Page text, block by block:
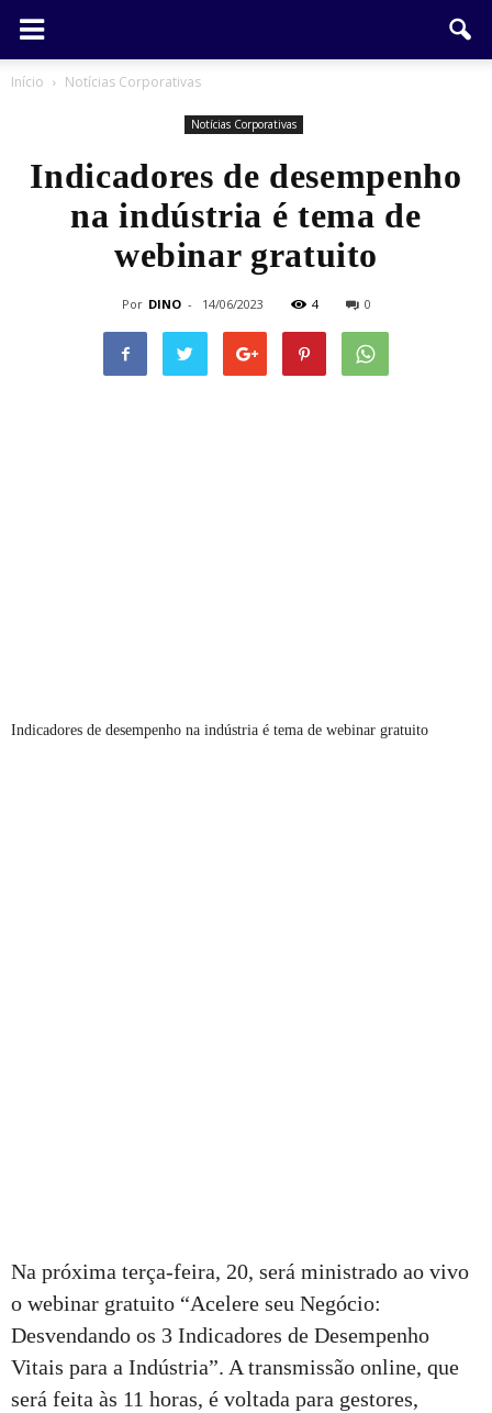
Início Notícias Corporativas
Notícias Corporativas
Indicadores de desempenho
na indústria é tema de
webinar gratuito
Por DINO - 14/06/2023 4 0
Indicadores de desempenho na indústria é tema de webinar gratuito
Na próxima terça-feira, 20, será ministrado ao vivo
o webinar gratuito “Acelere seu Negócio:
Desvendando os 3 Indicadores de Desempenho
Vitais para a Indústria”. A transmissão online, que
será feita às 11 horas, é voltada para gestores,